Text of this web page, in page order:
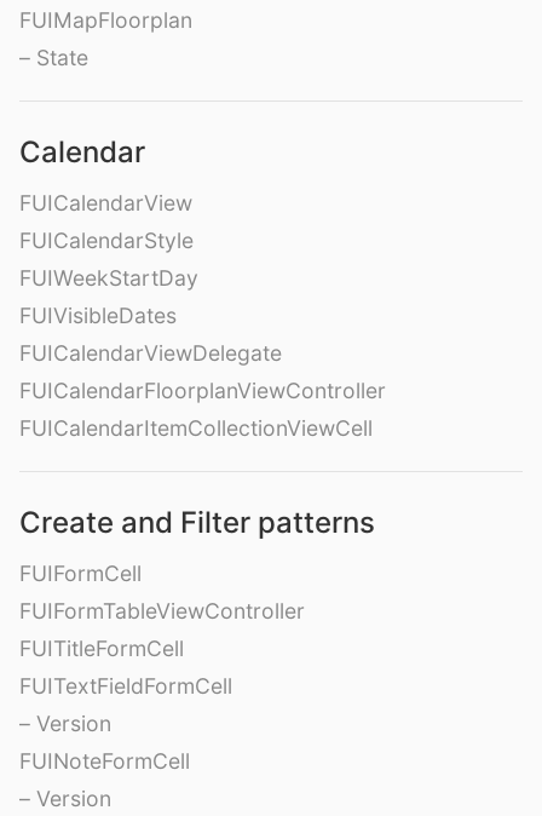
FUIMapFloorplan
– State
Calendar
FUICalendarView
FUICalendarStyle
FUIWeekStartDay
FUIVisibleDates
FUICalendarViewDelegate
FUICalendarFloorplanViewController
FUICalendarItemCollectionViewCell
Create and Filter patterns
FUIFormCell
FUIFormTableViewController
FUITitleFormCell
FUITextFieldFormCell
– Version
FUINoteFormCell
– Version